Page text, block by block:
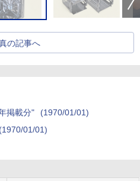
の記事へ
掲載分"
(1970/01/01)
(1970/01/01)